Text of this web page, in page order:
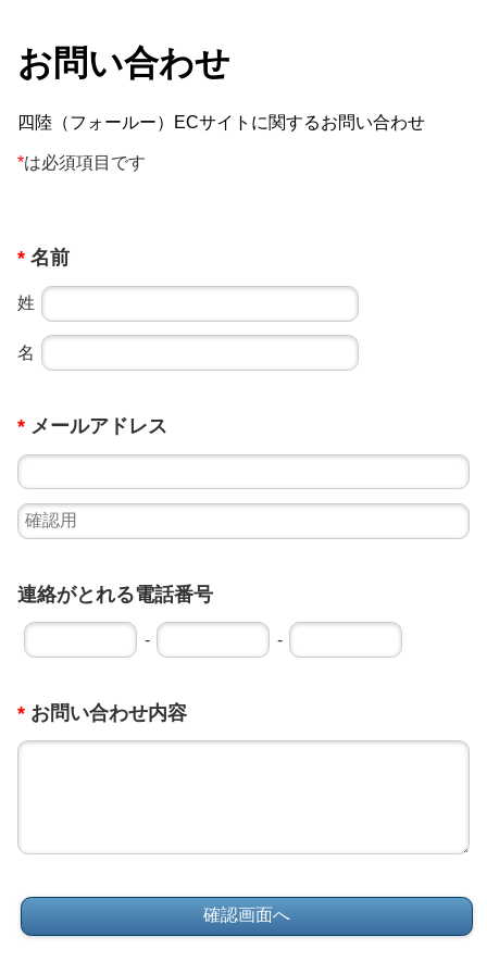
お問い合わせ
四陸（フォールー）ECサイトに関するお問い合わせ
*は必須項目です
* 名前
姓
名
* メールアドレス
連絡がとれる電話番号
- -
* お問い合わせ内容